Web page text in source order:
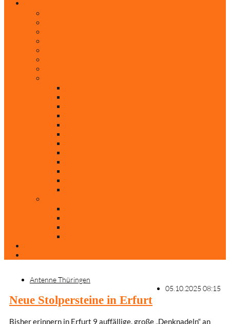
Antenne Thüringen
05.10.2025 08:15
Neue Stolpersteine in Erfurt
Bisher erinnern in Erfurt 9 auffällige, große „Denknadeln“ an